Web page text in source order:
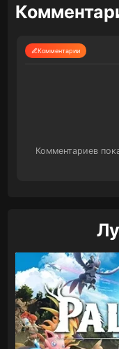
Комментарии
Комментариев